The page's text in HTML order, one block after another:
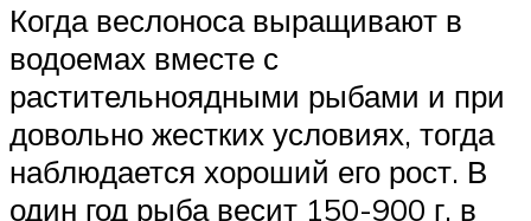
Когда веслоноса выращивают в
водоемах вместе с
растительноядными рыбами и при
довольно жестких условиях, тогда
наблюдается хороший его рост. В
один год рыба весит 150-900 г, в